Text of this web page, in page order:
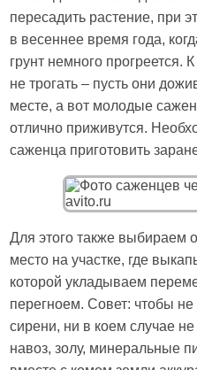
пересадить растение, при
в весеннее время года,
грунт немного прогреется.
не трогать – пусть они
месте, а вот молодые
отлично приживутся.
саженца приготовить
Для этого также выбираем
место на участке, где
которой укладываем
перегноем. Совет: чтобы
сирени, ни в коем случае
навоз, золу, минеральные